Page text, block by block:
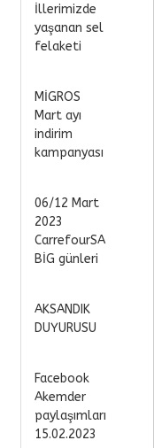
İllerimizde
yaşanan sel
felaketi
MİGROS
Mart ayı
indirim
kampanyası
06/12 Mart
2023
CarrefourSA
BİG günleri
AKSANDIK
DUYURUSU
Facebook
Akemder
paylaşımları
15.02.2023